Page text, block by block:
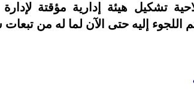
تشكيل هيئة إدارية مؤقتة
اللجوء إليه حتى الآن لما له من تبعات